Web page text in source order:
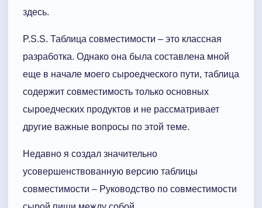
здесь.
P.S.S. Таблица совместимости – это классная
разработка. Однако она была составлена мной
еще в начале моего сыроедческого пути, таблица
содержит совместимость только основных
сыроедческих продуктов и не рассматривает
другие важные вопросы по этой теме.
Недавно я создал значительно
усовершенствованную версию таблицы
совместимости – Руководство по совместимости